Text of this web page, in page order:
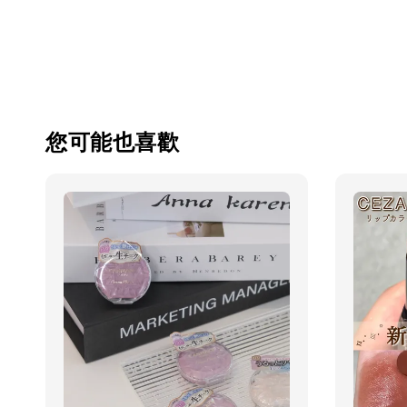
您可能也喜歡